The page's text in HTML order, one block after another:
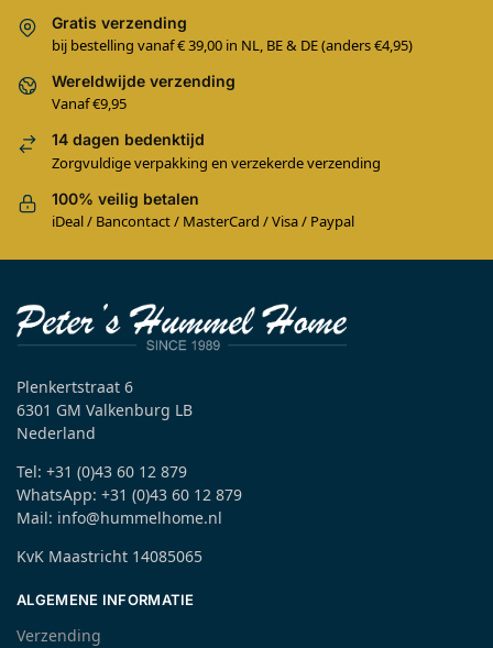
Gratis verzending
bij bestelling vanaf € 39,00 in NL, BE & DE (anders €4,95)
Wereldwijde verzending
Vanaf €9,95
14 dagen bedenktijd
Zorgvuldige verpakking en verzekerde verzending
100% veilig betalen
iDeal / Bancontact / MasterCard / Visa / Paypal
Plenkertstraat 6
6301 GM Valkenburg LB
Nederland
Tel: +31 (0)43 60 12 879
WhatsApp: +31 (0)43 60 12 879
Mail: info@hummelhome.nl
KvK Maastricht 14085065
ALGEMENE INFORMATIE
Verzending